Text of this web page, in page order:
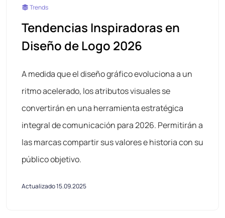
Trends
Tendencias Inspiradoras en
Diseño de Logo 2026
A medida que el diseño gráfico evoluciona a un
ritmo acelerado, los atributos visuales se
convertirán en una herramienta estratégica
integral de comunicación para 2026. Permitirán a
las marcas compartir sus valores e historia con su
público objetivo.
Actualizado 15.09.2025